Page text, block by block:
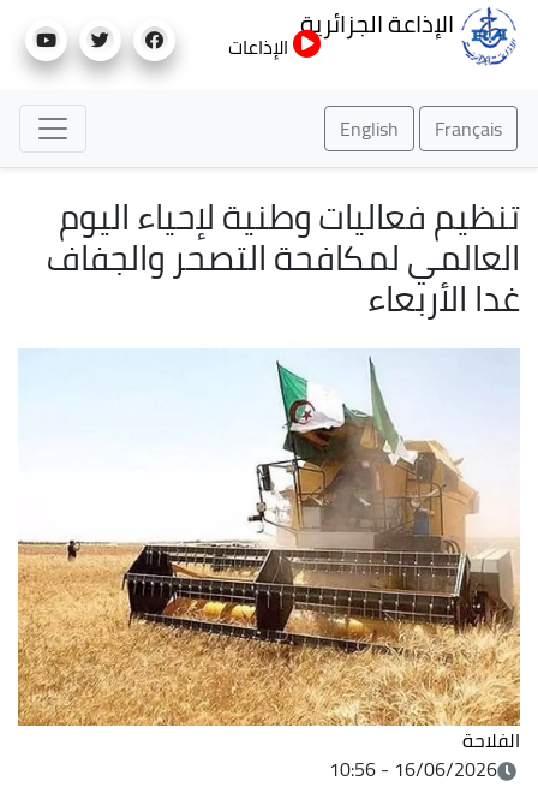
إلى
الإذاعة الجزائرية
الإذاعات
Français
English
تنظيم فعاليات وطنية لإحياء اليوم
العالمي لمكافحة التصحر والجفاف
غدا الأربعاء
الفلاحة
16/06/2026 - 10:56